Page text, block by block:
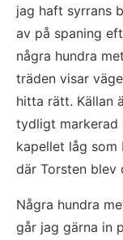
jag haft syrrans
av på spaning
några hundra
träden visar
hitta rätt. Källan
tydligt markerad
kapellet låg som
där Torsten blev
Några hundra
går jag gärna in